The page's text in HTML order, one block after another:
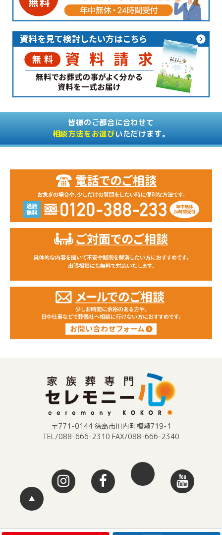
皆様のご都合に合わせて
相談方法をお選びいただけます。
〒771-0144 徳島市川内町榎瀬719-1
TEL/088-666-2310 FAX/088-666-2340
▲